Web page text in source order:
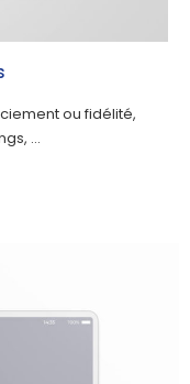
ou fidélité,
…